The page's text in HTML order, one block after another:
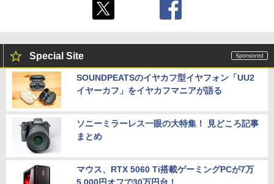
Special Site
SOUNDPEATSのイヤカフ型イヤフォン「UU2
イヤーカフ」をイヤカフマニアが語る
ソニーミラーレス一眼の大特集！ 見どころ記事
まとめ
マウス、RTX 5060 Ti搭載ゲーミングPCが7万